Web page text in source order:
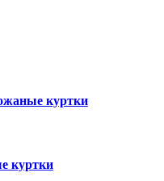
куртки
куртки